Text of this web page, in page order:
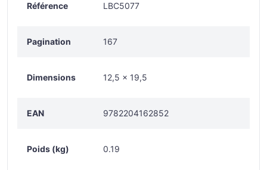
Référence LBC5077
Pagination 167
Dimensions 12,5 x 19,5
EAN 9782204162852
Poids (kg) 0.19